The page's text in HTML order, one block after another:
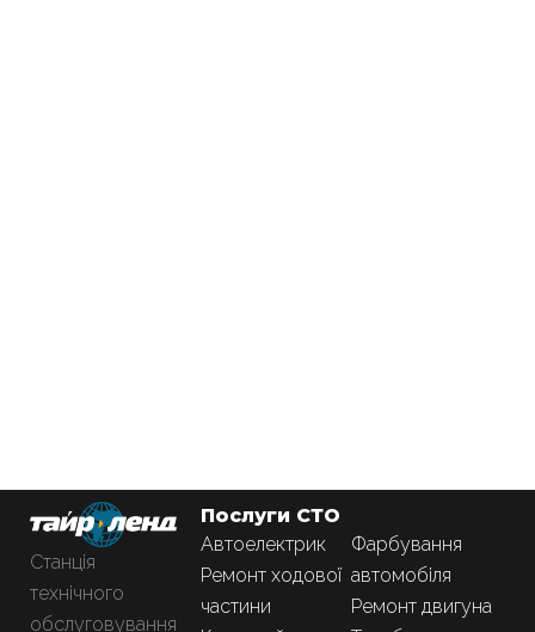
Станція
технічного
обслуговування
Послуги СТО
Автоелектрик
Ремонт ходової
частини
Фарбування
автомобіля
Ремонт двигуна